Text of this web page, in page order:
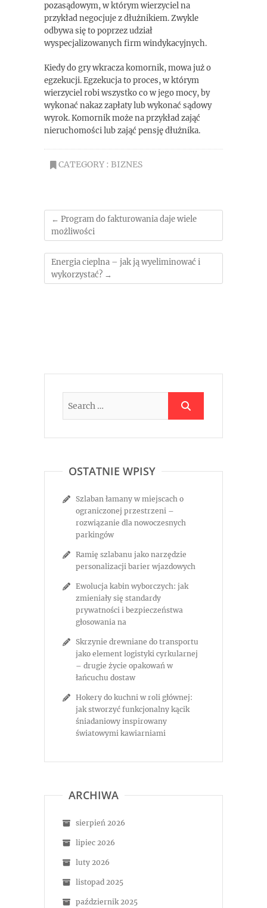
pozasądowym, w którym wierzyciel na
przykład negocjuje z dłużnikiem. Zwykle
odbywa się to poprzez udział
wyspecjalizowanych firm windykacyjnych.
Kiedy do gry wkracza komornik, mowa już o
egzekucji. Egzekucja to proces, w którym
wierzyciel robi wszystko co w jego mocy, by
wykonać nakaz zapłaty lub wykonać sądowy
wyrok. Komornik może na przykład zająć
nieruchomości lub zająć pensję dłużnika.
CATEGORY : BIZNES
← Program do fakturowania daje wiele
możliwości
Energia cieplna – jak ją wyeliminować i
wykorzystać? →
OSTATNIE WPISY
Szlaban łamany w miejscach o
ograniczonej przestrzeni –
rozwiązanie dla nowoczesnych
parkingów
Ramię szlabanu jako narzędzie
personalizacji barier wjazdowych
Ewolucja kabin wyborczych: jak
zmieniały się standardy
prywatności i bezpieczeństwa
głosowania na
Skrzynie drewniane do transportu
jako element logistyki cyrkularnej
– drugie życie opakowań w
łańcuchu dostaw
Hokery do kuchni w roli głównej:
jak stworzyć funkcjonalny kącik
śniadaniowy inspirowany
światowymi kawiarniami
ARCHIWA
sierpień 2026
lipiec 2026
luty 2026
listopad 2025
październik 2025